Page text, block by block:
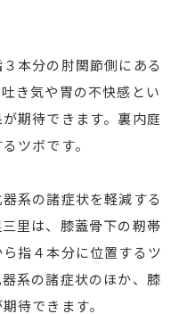
本分の肘関節側にある
き気や胃の不快感とい
期待できます。裏内庭
ツボです。
系の諸症状を軽減する
里は、膝蓋骨下の靭帯
指４本分に位置するツ
系の諸症状のほか、膝
待できます。